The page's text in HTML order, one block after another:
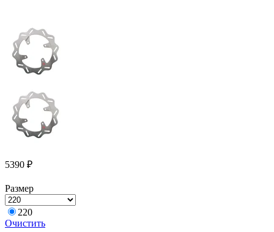
5390 ₽
Размер
220
Очистить